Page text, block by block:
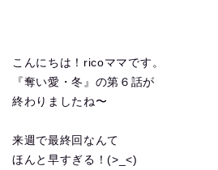
こんにちは！ricoママです。
『奪い愛・冬』の第６話が
終わりましたね〜
来週で最終回なんて
ほんと早すぎる！(>_<)